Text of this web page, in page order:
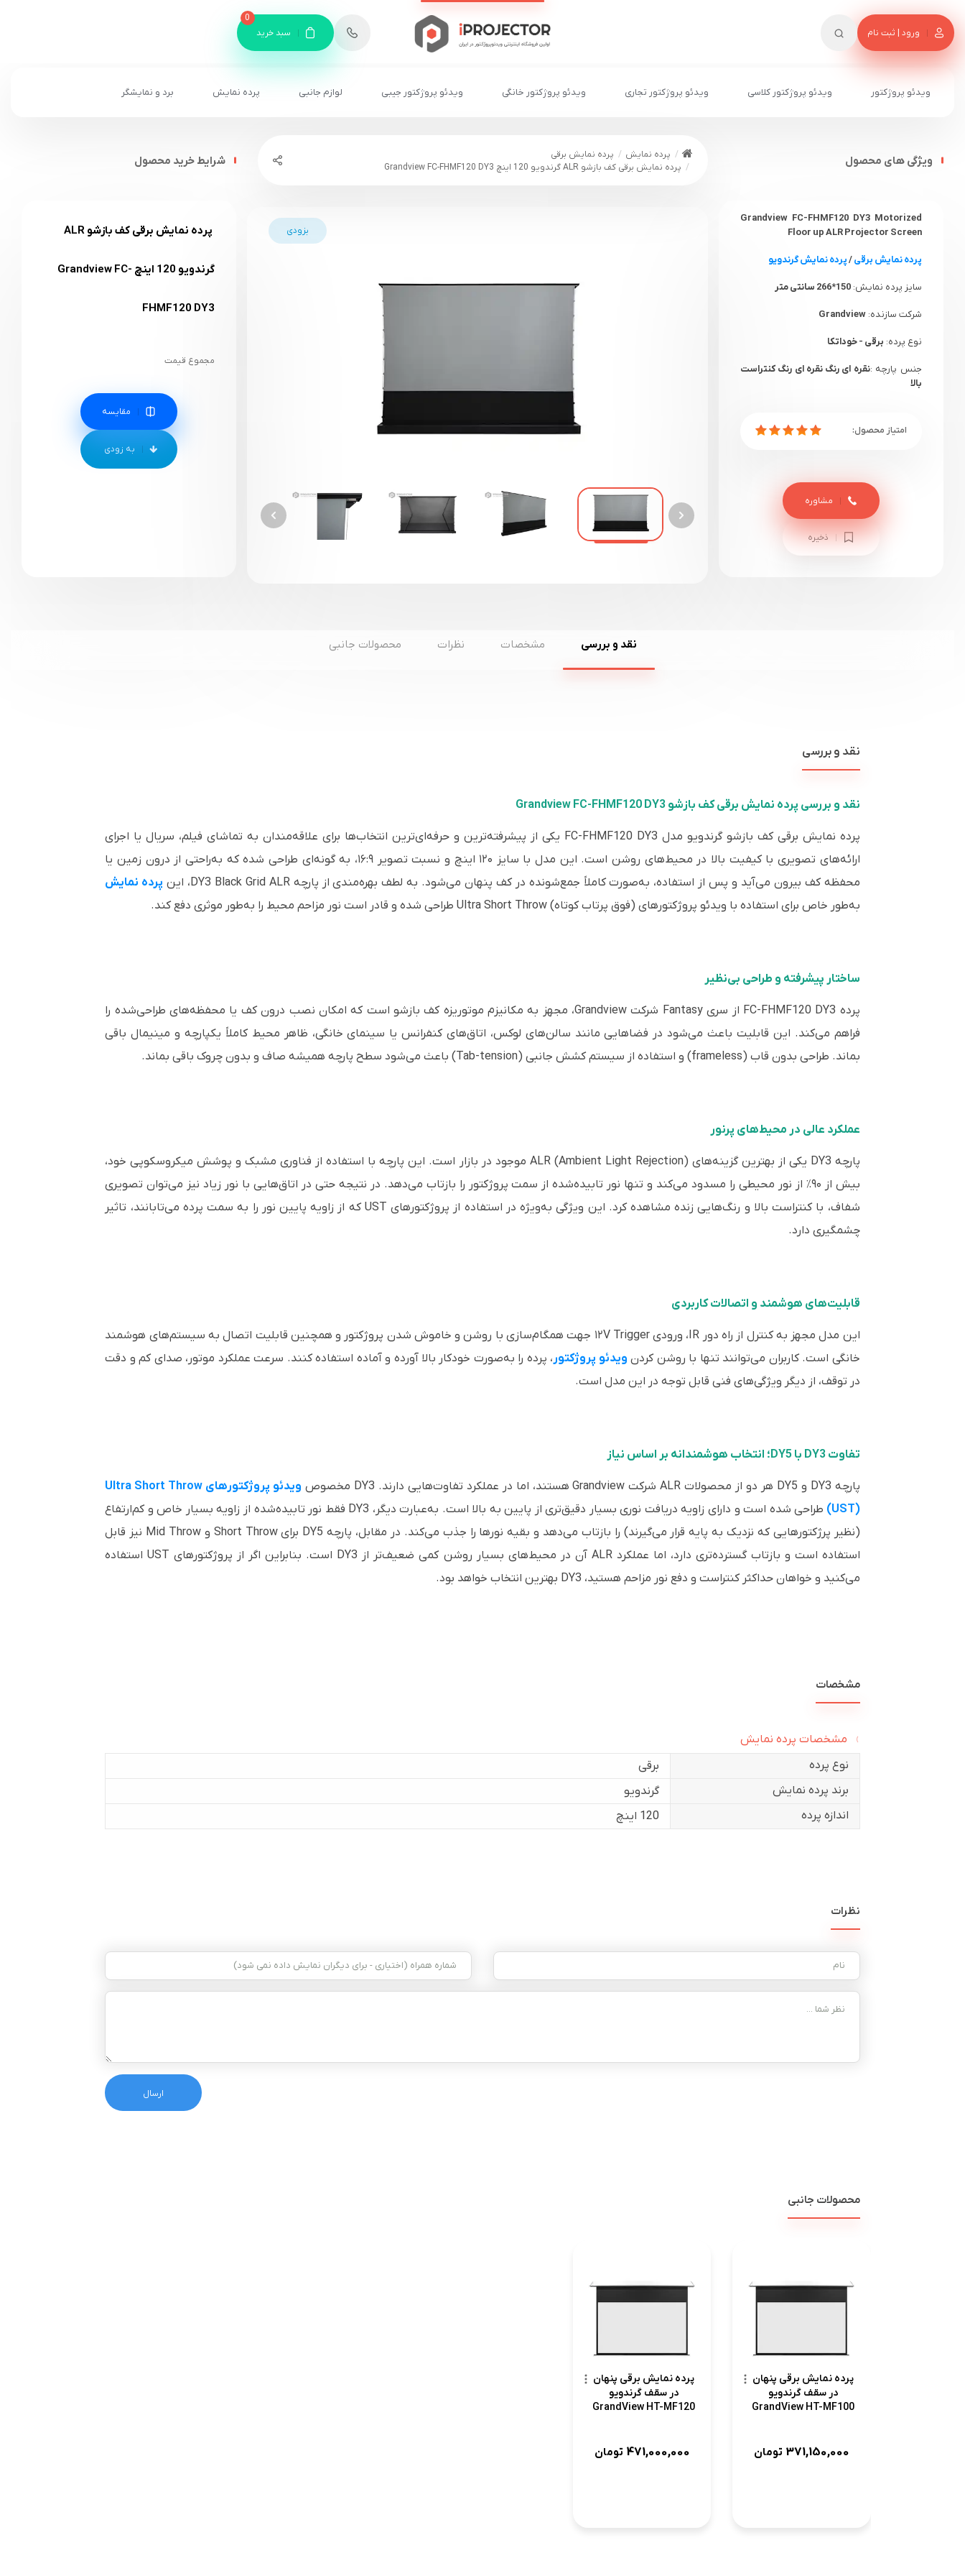
ورود | ثبت نام
8
سبد خرید
0
ویدئو پروژکتور ویدئو پروژکتور کلاسی ویدئو پروژکتور تجاری ویدئو پروژکتور خانگی ویدئو پروژکتور جیبی لوازم جانبی پرده نمایش برد و نمایشگر
پرده نمایش
پرده نمایش برقی
پرده نمایش برقی کف بازشو ALR گرندویو 120 اینچ Grandview FC-FHMF120 DY3
بزودی
شرایط خرید محصول
پرده نمایش برقی کف بازشو ALR
گرندویو 120 اینچ Grandview FC-
FHMF120 DY3
مجموع قیمت
مقایسه
ویژگی های محصول
Grandview FC-FHMF120 DY3 Motorized
Floor up ALR Projector Screen
پرده نمایش برقی/پرده نمایش گرندویو
سایز پرده نمایش: 150*266 سانتی متر
شرکت سازنده: Grandview
نوع پرده: برقی - خوداتکا
جنس پارچه :نقره ای رنگ نقره ای رنگ کنتراست
بالا
گارانتی:12 ماهه
ذخیره
مشاوره
نقد و بررسی مشخصات نظرات محصولات جانبی
نقد و بررسی
نقد و بررسی پرده نمایش برقی کف‌ بازشو Grandview FC-FHMF120 DY3
پرده نمایش برقی کف‌ بازشو گرندویو مدل FC-FHMF120 DY3 یکی از پیشرفته‌ترین و حرفه‌ای‌ترین انتخاب‌ها برای علاقه‌مندان به تماشای فیلم، سریال یا اجرای
ارائه‌های تصویری با کیفیت بالا در محیط‌های روشن است. این مدل با سایز ۱۲۰ اینچ و نسبت تصویر ۱۶:۹، به گونه‌ای طراحی شده که به‌راحتی از درون زمین یا
محفظه کف بیرون می‌آید و پس از استفاده، به‌صورت کاملاً جمع‌شونده در کف پنهان می‌شود. به لطف بهره‌مندی از پارچه DY3 Black Grid ALR، این
پرده نمایش
به‌طور خاص برای استفاده با ویدئو پروژکتورهای (فوق پرتاب کوتاه) Ultra Short Throw طراحی شده و قادر است نور مزاحم محیط را به‌طور موثری دفع کند.
ساختار پیشرفته و طراحی بی‌نظیر
پرده FC-FHMF120 DY3 از سری Fantasy شرکت Grandview، مجهز به مکانیزم موتوریزه کف‌ بازشو است که امکان نصب درون کف یا محفظه‌های طراحی‌شده را
فراهم می‌کند. این قابلیت باعث می‌شود در فضاهایی مانند سالن‌های لوکس، اتاق‌های کنفرانس یا سینمای خانگی، ظاهر محیط کاملاً یکپارچه و مینیمال باقی
بماند. طراحی بدون قاب (frameless) و استفاده از سیستم کشش جانبی (Tab-tension) باعث می‌شود سطح پارچه همیشه صاف و بدون چروک باقی بماند.
عملکرد عالی در محیط‌های پرنور
پارچه DY3 یکی از بهترین گزینه‌های ALR (Ambient Light Rejection) موجود در بازار است. این پارچه با استفاده از فناوری مشبک و پوشش میکروسکوپی خود،
بیش از ۹۰٪ از نور محیطی را مسدود می‌کند و تنها نور تابیده‌شده از سمت پروژکتور را بازتاب می‌دهد. در نتیجه حتی در اتاق‌هایی با نور زیاد نیز می‌توان تصویری
شفاف، با کنتراست بالا و رنگ‌هایی زنده مشاهده کرد. این ویژگی به‌ویژه در استفاده از پروژکتورهای UST که از زاویه پایین نور را به سمت پرده می‌تابانند، تاثیر
چشمگیری دارد.
قابلیت‌های هوشمند و اتصالات کاربردی
این مدل مجهز به کنترل از راه دور IR، ورودی ۱۲V Trigger جهت همگام‌سازی با روشن و خاموش شدن پروژکتور و همچنین قابلیت اتصال به سیستم‌های هوشمند
خانگی است. کاربران می‌توانند تنها با روشن کردن ویدئو پروژکتور، پرده را به‌صورت خودکار بالا آورده و آماده استفاده کنند. سرعت عملکرد موتور، صدای کم و دقت
در توقف، از دیگر ویژگی‌های فنی قابل توجه در این مدل است.
تفاوت DY3 با DY5؛ انتخاب هوشمندانه بر اساس نیاز
پارچه DY3 و DY5 هر دو از محصولات ALR شرکت Grandview هستند، اما در عملکرد تفاوت‌هایی دارند. DY3 مخصوص
ویدئو پروژکتورهای Ultra Short Throw
(UST)
طراحی شده است و دارای زاویه دریافت نوری بسیار دقیق‌تری از پایین به بالا است. به‌عبارت دیگر، DY3 فقط نور تابیده‌شده از زاویه بسیار خاص و کم‌ارتفاع
(نظیر پرژکتورهایی که نزدیک به پایه قرار می‌گیرند) را بازتاب می‌دهد و بقیه نورها را جذب می‌کند. در مقابل، پارچه DY5 برای Short Throw و Mid Throw نیز قابل
استفاده است و بازتاب گسترده‌تری دارد، اما عملکرد ALR آن در محیط‌های بسیار روشن کمی ضعیف‌تر از DY3 است. بنابراین اگر از پروژکتورهای UST استفاده
می‌کنید و خواهان حداکثر کنتراست و دفع نور مزاحم هستید، DY3 بهترین انتخاب خواهد بود.
مشخصات
مشخصات پرده نمایش
نوع پرده
برقی
برند پرده نمایش
گرندویو
اندازه پرده
120 اینچ
نظرات
محصولات جانبی
پرده نمایش برقی پنهان
در سقف گرندویو
GrandView HT-MF100
371,150,000 تومان
پرده نمایش برقی پنهان
در سقف گرندویو
GrandView HT-MF120
471,000,000 تومان